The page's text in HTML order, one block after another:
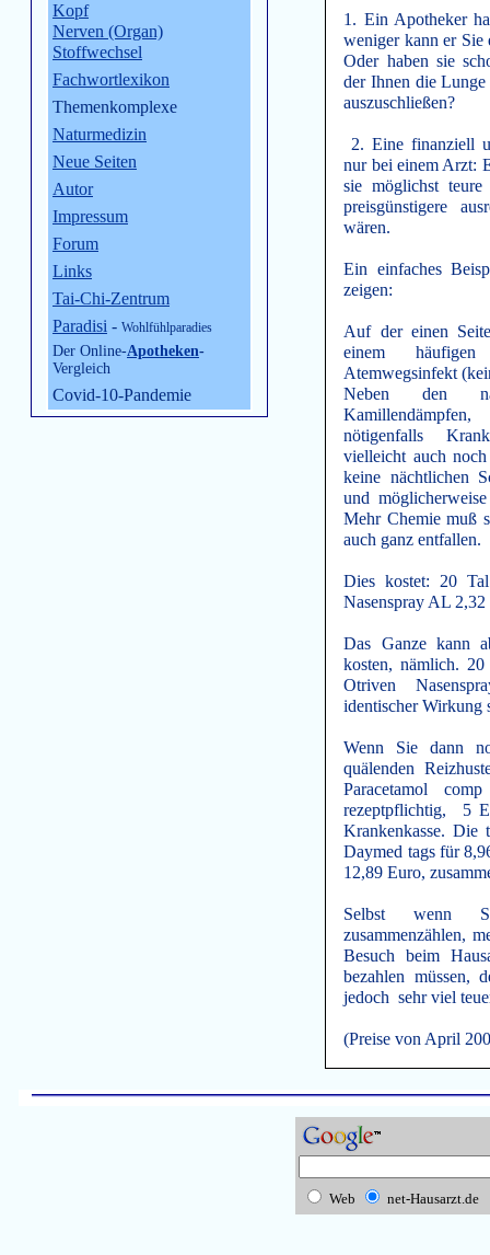
Kopf
Nerven (Organ)
Stoffwechsel
Fachwortlexikon
Themenkomplexe
Naturmedizin
Neue Seiten
Autor
Impressum
Forum
Links
Tai-Chi-Zentrum
Paradisi - Wohlfühlparadies
Der Online-Apotheken-
Vergleich
Covid-10-Pandemie
1. Ein Apotheker
weniger kann er Sie
Oder haben sie
der Ihnen die
auszuschließen?
2. Eine finanziell
nur bei einem Arzt:
sie möglichst
preisgünstigere
wären.
Ein einfaches
zeigen:
Auf der einen
einem
Atemwegsinfekt
Neben den
nötigenfalls
vielleicht auch
keine nächtlichen
und
Mehr Chemie muß
auch ganz entfallen.
Dies kostet: 20
Nasenspray AL
Das Ganze kann
kosten, nämlich.
Otriven
identischer Wirkung
Wenn Sie dann
quälenden
Paracetamol
rezeptpflichtig, 5
Krankenkasse. Die
Daymed tags für
12,89 Euro,
Selbst wenn
zusammenzählen,
Besuch beim
bezahlen müssen,
jedoch sehr viel
(Preise von April
Web net-Hausarzt.de